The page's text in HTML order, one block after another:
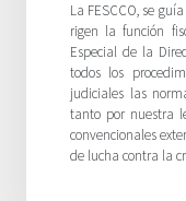
La FESCCO, se
rigen la función
Especial de la
todos los
judiciales las
tanto por nuestra
convencionales
de lucha contra la